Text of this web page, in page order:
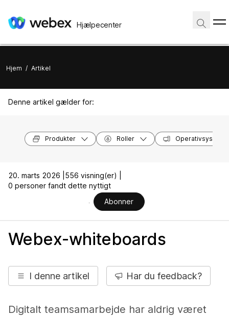
Hjælpecenter
Hjem / Artikel
Denne artikel gælder for:
Produkter Roller
20. marts 2026 | 556 visning(er) |
0 personer fandt dette nyttigt
Abonner
Webex-whiteboards
I denne artikel Har du feedback?
Digitalt teamsamarbejde har aldrig været